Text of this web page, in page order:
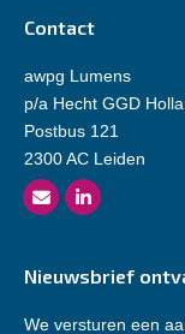
Contact
awpg Lumens
p/a Hecht GGD
Postbus 121
2300 AC Leiden
Nieuwsbrief
We versturen een